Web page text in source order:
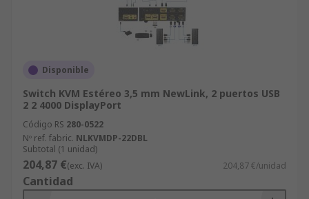
Disponible
Switch KVM Estéreo 3,5 mm NewLink, 2 puertos USB
2 2 4000 DisplayPort
Código RS 280-0522
Nº ref. fabric. NLKVMDP-22DBL
Subtotal (1 unidad)
204,87 €(exc. IVA) 204,87 €/unidad
Cantidad